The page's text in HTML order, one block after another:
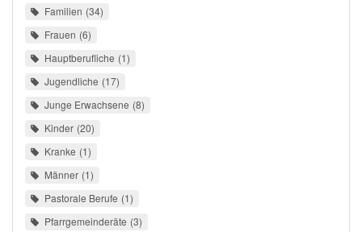
Familien 34
Frauen 6
Hauptberufliche 1
Jugendliche 17
Junge Erwachsene 8
Kinder 20
Kranke 1
Männer 1
Pastorale Berufe 1
Pfarrgemeinderäte 3